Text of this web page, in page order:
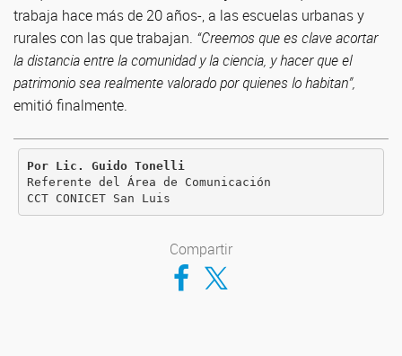
trabaja hace más de 20 años-, a las escuelas urbanas y
rurales con las que trabajan. “Creemos que es clave acortar
la distancia entre la comunidad y la ciencia, y hacer que el
patrimonio sea realmente valorado por quienes lo habitan”,
emitió finalmente.
Por Lic. Guido Tonelli
Referente del Área de Comunicación
CCT CONICET San Luis
Compartir
Compartir en Facebook
Compartir en Twitter